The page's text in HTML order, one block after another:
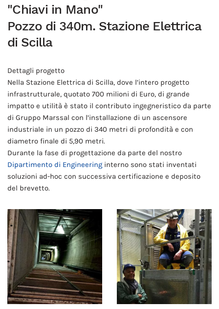
"Chiavi in Mano"
Pozzo di 340m. Stazione Elettrica
di Scilla
Dettagli progetto
Nella Stazione Elettrica di Scilla, dove l’intero progetto
infrastrutturale, quotato 700 milioni di Euro, di grande
impatto e utilità è stato il contributo ingegneristico da parte
di Gruppo Marssal con l’installazione di un ascensore
industriale in un pozzo di 340 metri di profondità e con
diametro finale di 5,90 metri.
Durante la fase di progettazione da parte del nostro
Dipartimento di Engineering interno sono stati inventati
soluzioni ad-hoc con successiva certificazione e deposito
del brevetto.